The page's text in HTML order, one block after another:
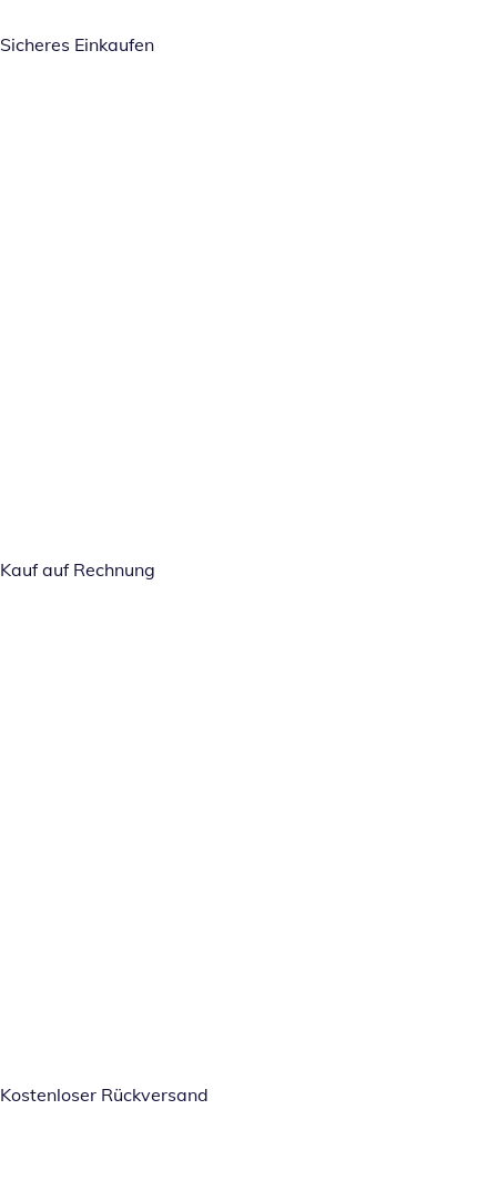
Sicheres Einkaufen
Kauf auf Rechnung
Kostenloser Rückversand